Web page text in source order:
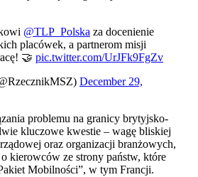
@TLP_Polska za docenienie
placówek, a partnerom misji
🤝 pic.twitter.com/UrJFk9FgZv
December 29,
problemu na granicy brytyjsko-
kluczowe kwestie – wagę bliskiej
oraz organizacji branżowych,
kierowców ze strony państw, które
Mobilności”, w tym Francji.